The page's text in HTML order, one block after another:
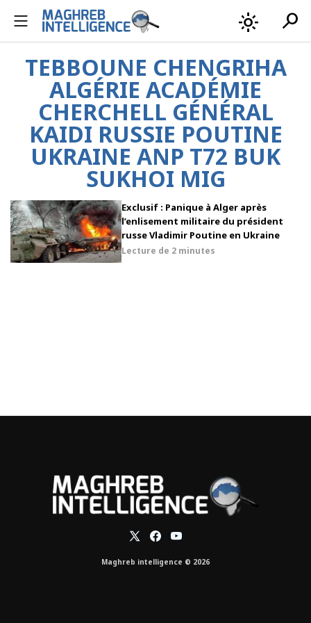
light_mode search
TEBBOUNE CHENGRIHA
ALGÉRIE ACADÉMIE
CHERCHELL GÉNÉRAL
KAIDI RUSSIE POUTINE
UKRAINE ANP T72 BUK
SUKHOI MIG
Exclusif : Panique à Alger après
l’enlisement militaire du président
russe Vladimir Poutine en Ukraine
Lecture de 2 minutes
Maghreb intelligence © 2026